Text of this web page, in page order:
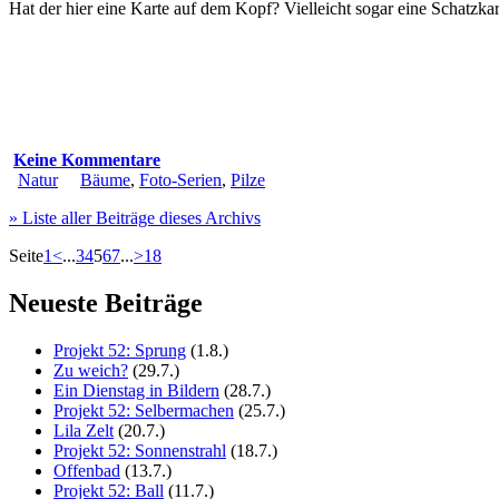
Hat der hier eine Karte auf dem Kopf? Vielleicht sogar eine
Keine Kommentare
Natur
Bäume, Foto-Serien, Pilze
» Liste aller Beiträge dieses Archivs
Seite1<...34567...>18
Neueste Beiträge
Projekt 52: Sprung (1.8.)
Zu weich? (29.7.)
Ein Dienstag in Bildern (28.7.)
Projekt 52: Selbermachen (25.7.)
Lila Zelt (20.7.)
Projekt 52: Sonnenstrahl (18.7.)
Offenbad (13.7.)
Projekt 52: Ball (11.7.)